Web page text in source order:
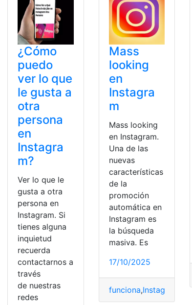
¿Cómo
puedo
ver lo que
le gusta a
otra
persona
en
Instagra
m?
Ver lo que le
gusta a otra
persona en
Instagram. Si
tienes alguna
inquietud
recuerda
contactarnos a
través
de nuestras
redes
Mass
looking
en
Instagra
m
Mass looking
en Instagram.
Una de las
nuevas
características
de la
promoción
automática en
Instagram es
la búsqueda
masiva. Es
17/10/2025
funciona,Instagram